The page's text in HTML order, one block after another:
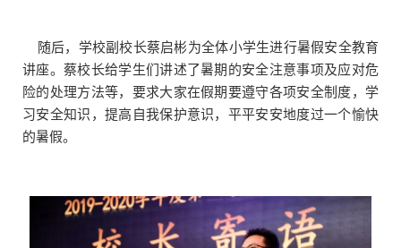
随后，学校副校长蔡启彬为全体小学生进行暑假安全教育
讲座。蔡校长给学生们讲述了暑期的安全注意事项及应对危
险的处理方法等，要求大家在假期要遵守各项安全制度，学
习安全知识，提高自我保护意识，平平安安地度过一个愉快
的暑假。